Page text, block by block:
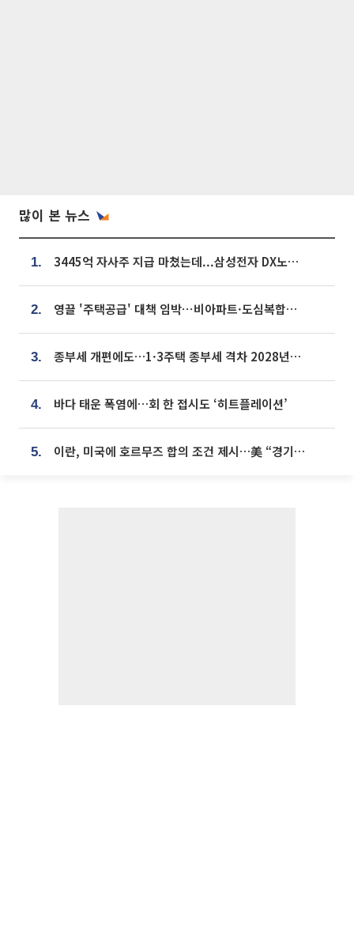
많이 본 뉴스
1. 3445억 자사주 지급 마쳤는데...삼성전자 DX노조, 뒤늦은 '떼쓰기 집회'
2. 영끌 '주택공급' 대책 임박⋯비아파트·도심복합까지 총동원
3. 종부세 개편에도…1·3주택 종부세 격차 2028년부터 확대
4. 바다 태운 폭염에…회 한 접시도 ‘히트플레이션’
5. 이란, 미국에 호르무즈 합의 조건 제시…美 “경기 아직 안 끝나” [종합]